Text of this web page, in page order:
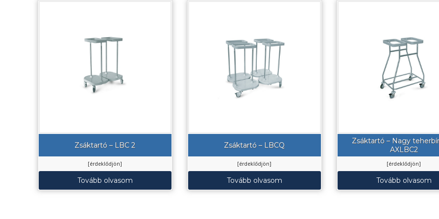
Zsáktartó – LBC 2
[érdeklődjön]
Tovább olvasom
Zsáktartó – LBCQ
[érdeklődjön]
Tovább olvasom
Zsáktartó – Nagy
AXLBC2
[érdeklődjön]
Tovább olvasom